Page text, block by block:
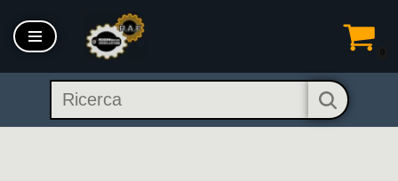
Vai
contenuto